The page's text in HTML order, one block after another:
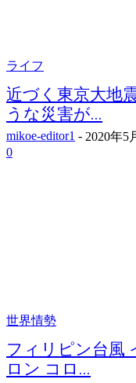
ライフ
近づく東京大地
うな災害が...
mikoe-editor1 - 2020年5
0
世界情勢
フィリピン台風
ロン コロ...